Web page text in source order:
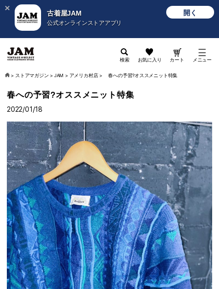
古着屋JAM
公式オンラインストアアプリ
開く
検索 お気に入り カート メニュー
> ストアマガジン > JAM > アメリカ村店> 春への予習?オススメニット特集
春への予習?オススメニット特集
2022/01/18